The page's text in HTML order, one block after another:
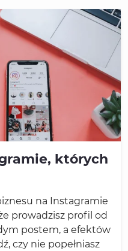
których
na Instagramie
prowadzisz profil od
postem, a efektów
czy nie popełniasz